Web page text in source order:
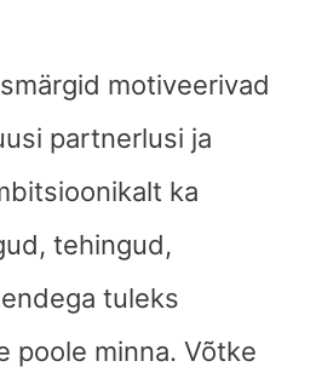
motiveerivad
partnerlusi ja
ka
tehingud,
tuleks
poole minna. Võtke